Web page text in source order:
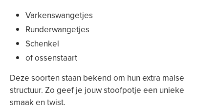
Varkenswangetjes
Runderwangetjes
Schenkel
of ossenstaart
Deze soorten staan bekend om hun extra malse
structuur. Zo geef je jouw stoofpotje een unieke
smaak en twist.